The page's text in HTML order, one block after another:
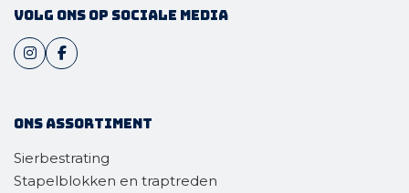
Volg ons op sociale media
Ons assortiment
Sierbestrating
Stapelblokken en traptreden